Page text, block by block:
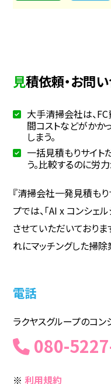
見積依頼・お問
大手清掃会社は、FC
間コストなどがかか
しまう。
一括見積もりサイト
う。比較するのに労
『清掃会社一発見積もり
プでは、「AI x コンシェ
させていただいておりま
れにマッチングした掃
電話
ラクヤスグループのコ
080-
※利用規約